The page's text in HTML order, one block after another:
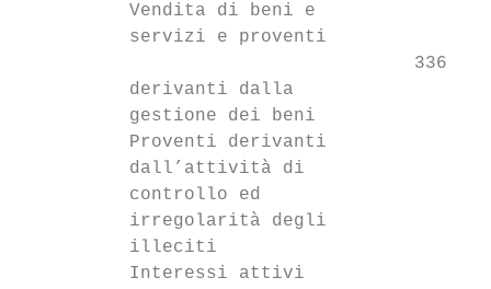
          Vendita di beni e
          servizi e proventi
          derivanti dalla
          gestione dei beni
          Proventi derivanti
          dall’attività di
controllo ed
          irregolarità degli
          illeciti
Interessi attivi